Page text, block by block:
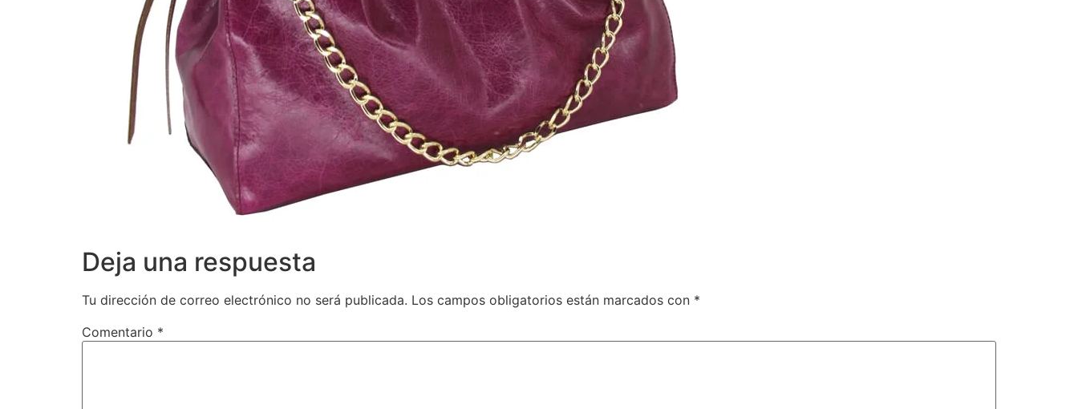
Deja una respuesta
Tu dirección de correo electrónico no será publicada. Los campos obligatorios están marcados con *
Comentario *